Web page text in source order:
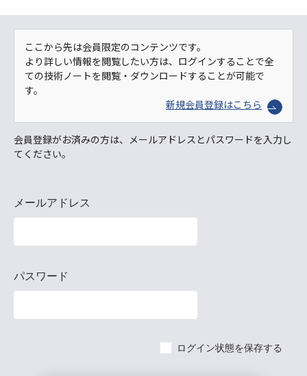
ここから先は会員限定のコンテンツです。
より詳しい情報を閲覧したい方は、ログインすることで全
ての技術ノートを閲覧・ダウンロードすることが可能で
す。
新規会員登録はこちら
会員登録がお済みの方は、メールアドレスとパスワードを入力し
てください。
メールアドレス
パスワード
ログイン状態を保存する